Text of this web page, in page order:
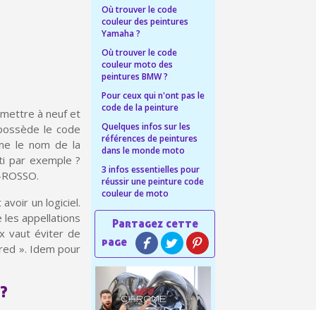
commande
chaque parrainage
: 5€ de réduction
France Métropolitaine
pour 250€ d'achats
dès 30€ d'achats
des bons d'achat
à chaque commande
France Métropolitaine
14 jours
à neuf et
le code
le nom de la
par exemple ?
un logiciel.
appellations
vaut éviter de
». Idem pour
Où trouver le code
couleur des peintures
Yamaha ?
Où trouver le code
couleur moto des
peintures BMW ?
Pour ceux qui n'ont pas le
code de la peinture
Quelques infos sur les
références de peintures
dans le monde moto
3 infos essentielles pour
réussir une peinture code
couleur de moto